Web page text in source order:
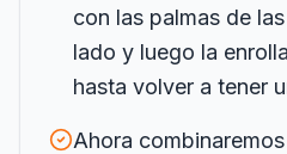
con las palmas de
lado y luego la
hasta volver a tener
Ahora